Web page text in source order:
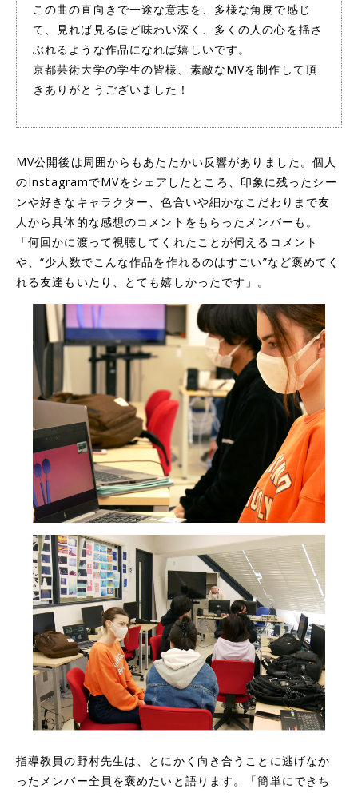
この曲の直向きで一途な意志を、多様な角度で感じ
て、見れば見るほど味わい深く、多くの人の心を揺さ
ぶれるような作品になれば嬉しいです。
京都芸術大学の学生の皆様、素敵なMVを制作して頂
きありがとうございました！
MV公開後は周囲からもあたたかい反響がありました。個人
のInstagramでMVをシェアしたところ、印象に残ったシー
ンや好きなキャラクター、色合いや細かなこだわりまで友
人から具体的な感想のコメントをもらったメンバーも。
「何回かに渡って視聴してくれたことが伺えるコメント
や、“少人数でこんな作品を作れるのはすごい”など褒めてく
れる友達もいたり、とても嬉しかったです」。
指導教員の野村先生は、とにかく向き合うことに逃げなか
ったメンバー全員を褒めたいと語ります。「簡単にできち